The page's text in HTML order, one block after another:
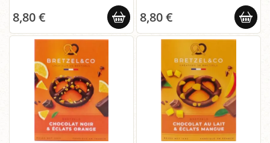
8,80 € 8,80 €